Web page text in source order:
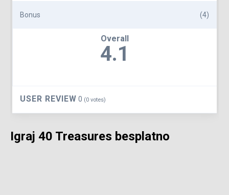
Bonus (4)
Overall
4.1
USER REVIEW 0 (0 votes)
Igraj 40 Treasures besplatno